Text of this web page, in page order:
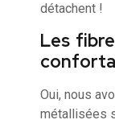
détachent !
Les
Oui, nous
métallisées